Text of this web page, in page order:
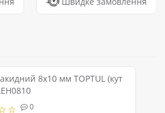
8х10 мм TOPTUL (кут
0